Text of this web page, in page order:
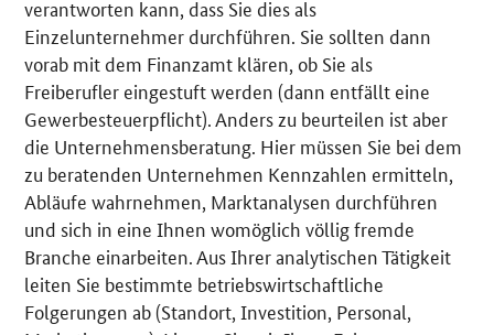
verantworten kann, dass Sie dies als
Einzelunternehmer durchführen. Sie sollten dann
vorab mit dem Finanzamt klären, ob Sie als
Freiberufler eingestuft werden (dann entfällt eine
Gewerbesteuerpflicht). Anders zu beurteilen ist aber
die Unternehmensberatung. Hier müssen Sie bei dem
zu beratenden Unternehmen Kennzahlen ermitteln,
Abläufe wahrnehmen, Marktanalysen durchführen
und sich in eine Ihnen womöglich völlig fremde
Branche einarbeiten. Aus Ihrer analytischen Tätigkeit
leiten Sie bestimmte betriebswirtschaftliche
Folgerungen ab (Standort, Investition, Personal,